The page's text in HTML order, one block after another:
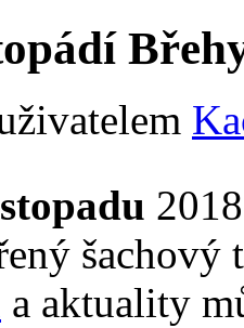
šachový
a aktuality